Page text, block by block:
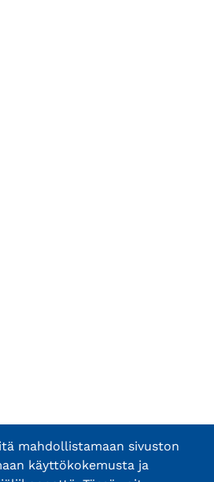
mahdollistamaan sivuston
käyttökokemusta ja